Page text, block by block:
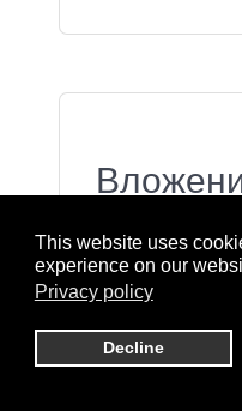
This website uses
experience on our
Privacy policy
Decline
Пожалуйста,
будут